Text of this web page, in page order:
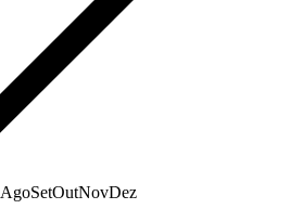
AgoSetOutNovDez